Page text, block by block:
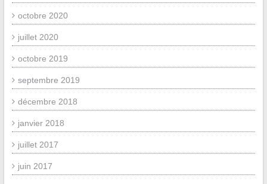
octobre 2020
juillet 2020
octobre 2019
septembre 2019
décembre 2018
janvier 2018
juillet 2017
juin 2017